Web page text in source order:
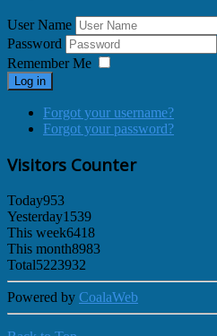
User Name
Password
Remember Me
Log in
Forgot your username?
Forgot your password?
Visitors Counter
Today953
Yesterday1539
This week6418
This month8983
Total5223932
Powered by CoalaWeb